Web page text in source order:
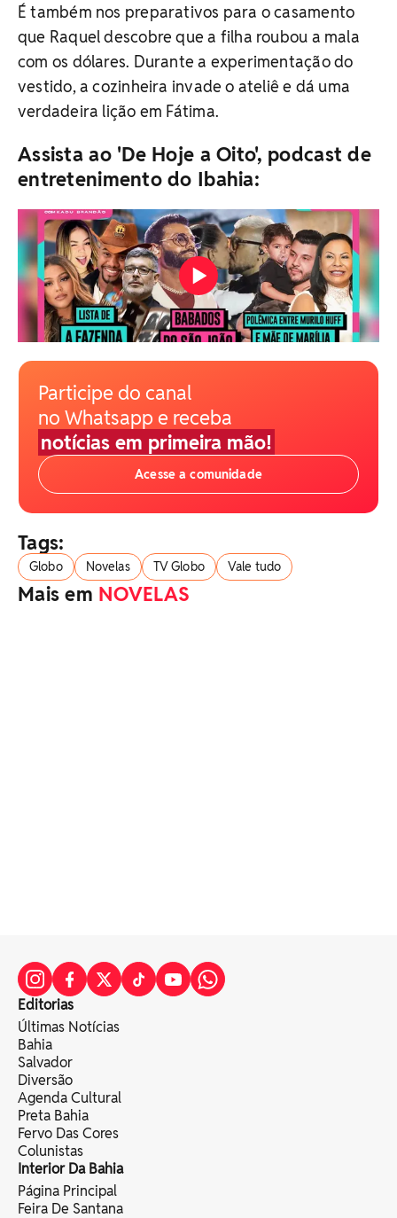
É também nos preparativos para o casamento
que Raquel descobre que a filha roubou a mala
com os dólares. Durante a experimentação do
vestido, a cozinheira invade o ateliê e dá uma
verdadeira lição em Fátima.
Assista ao 'De Hoje a Oito', podcast de
entretenimento do Ibahia:
Participe do canal
no Whatsapp e receba
notícias em primeira mão!
Acesse a comunidade
Tags:
Globo Novelas TV Globo Vale tudo
Mais em NOVELAS
Editorias
Últimas Notícias
Bahia
Salvador
Diversão
Agenda Cultural
Preta Bahia
Fervo Das Cores
Colunistas
Interior Da Bahia
Página Principal
Feira De Santana